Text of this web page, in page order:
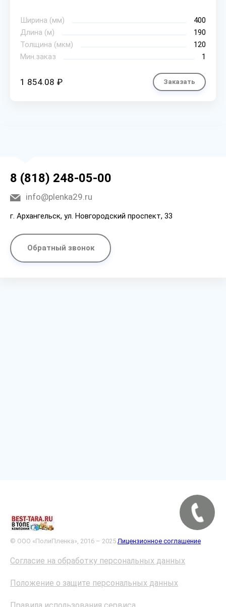
Ширина (мм)
400
Длина (м)
190
Толщина (мкм)
120
Мин.заказ
1
1 854.08 ₽ Заказать
8 (818) 248-05-00
info@plenka29.ru
г. Архангельск, ул. Новгородский проспект, 33
Обратный звонок
© ООО «ПолиПленка», 2016 – 2025 Лицензионное соглашение
Согласие на обработку персональных данных
Положение о защите персональных данных